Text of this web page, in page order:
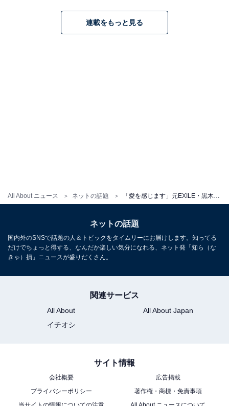
All About ニュース ネットの話題 「愛を感じます」元EXILE・黒木啓司の妻・宮崎麗果、手つなぎ家族プライベート写真公開！ 「天使ちゃん」
連載をもっと見る
ネットの話題
国内外のSNSで話題の人＆トピックをタイムリーにお届けします。知ってる
だけでちょっと得する、なんだか楽しい気分になれる、ネット発「知ら（な
きゃ）損」ニュースが盛りだくさん。
関連サービス
All About
All About Japan
イチオシ
サイト情報
会社概要
広告掲載
プライバシーポリシー
著作権・商標・免責事項